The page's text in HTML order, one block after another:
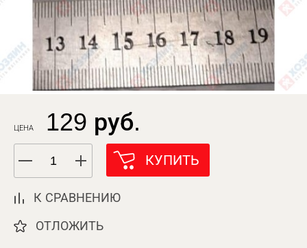
ЦЕНА 129 руб.
КУПИТЬ
К СРАВНЕНИЮ
ОТЛОЖИТЬ